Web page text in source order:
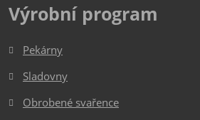
Výrobní program
Pekárny
Sladovny
Obrobené svařence